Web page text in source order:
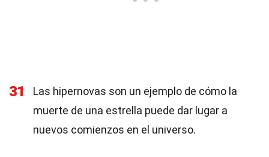
31
Las hipernovas son un ejemplo de cómo la
muerte de una estrella puede dar lugar a
nuevos comienzos en el universo.